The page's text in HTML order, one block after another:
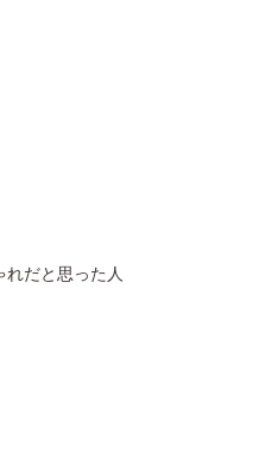
だと思った人